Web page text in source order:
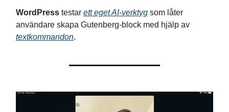
WordPress testar ett eget AI-verktyg som låter
användare skapa Gutenberg-block med hjälp av
textkommandon.